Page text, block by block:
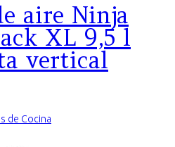
aire Ninja
XL 9,5 l
vertical
de Cocina